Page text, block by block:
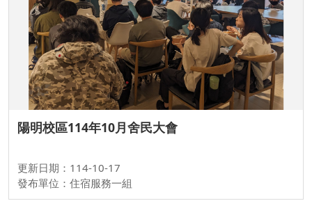
陽明校區114年10月舍民大會
更新日期：114-10-17
發布單位：住宿服務一組